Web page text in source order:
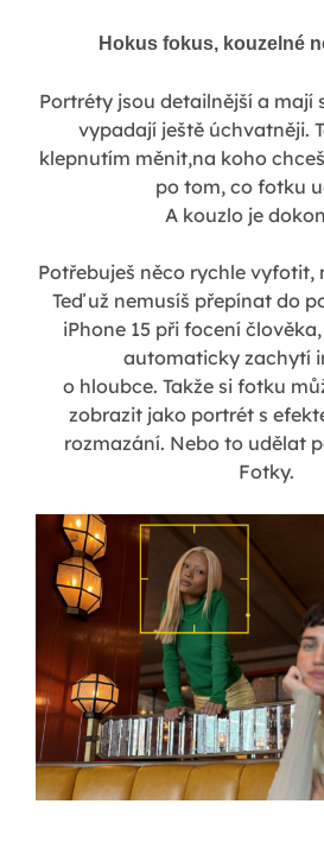
Hokus fokus, kouzelné
Portréty jsou detailnější a mají
vypadají ještě úchvatněji.
klepnutím měnit,na koho
po tom, co fotku
A kouzlo je
Potřebuješ něco rychle vyfotit,
Teď už nemusíš přepínat do
iPhone 15 při focení
automaticky zachytí
o hloubce. Takže si fotku
zobrazit jako portrét s
rozmazání. Nebo to udělat
Fotky.